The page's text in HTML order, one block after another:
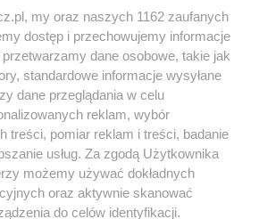
PRYWATNOŚCI HOSTING
RSS FACEBOOK KONTAKT
Nasze serwisy
my oraz naszych 1162 zaufanych
dostęp i przechowujemy informacje
dane osobowe, takie jak
standardowe informacje wysyłane
dane przeglądania w celu
reklam, wybór
treści, pomiar reklam i treści, badanie
usług. Za zgodą Użytkownika
możemy używać dokładnych
oraz aktywnie skanować
do celów identyfikacji.